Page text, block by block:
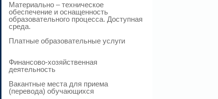
Материально – техническое
обеспечение и оснащенность
образовательного процесса. Доступная
среда.
Платные образовательные услуги
Финансово-хозяйственная
деятельность
Вакантные места для приема
(перевода) обучающихся